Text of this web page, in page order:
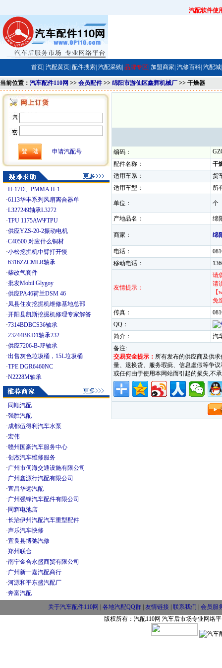
汽配软件使
首页| 汽配黄页| 配件搜索| 汽配采购| 品牌专区| 加盟商家| 汽修百科| 汽配城|
当前位置： 汽车配件110网 >> 会员配件 >> 绵阳市游仙区鑫辉机械厂 >> 干燥器
申请汽配号
·H-17D、PMMA H-1
·6113华丰系列风扇离合器单
·L327249轴承L3272
·TPU 1175AWΨTPU
·供应YZS-20-2振动电机
·C40500 对应什么铜材
·小松挖掘机中臂打开慢
·6316ZZCMLR轴承
·柴改气套件
·批发Mobil Glygoy
·供应PA46荷兰DSM 46
·凤县住友挖掘机维修基地总部
·开阳县凯斯挖掘机修理专家解答
·7314BDBCS36轴承
·23244BKD1轴承232
·供应7206-B-JP轴承
·出售灰色垃圾桶，15L垃圾桶
·TPE DGR6460NC
·N2228M轴承
· 同顺汽配
·强胜汽配
·成都伍得利汽车水泵
·宏伟
·赣州国豪汽车服务中心
·创杰汽车维修服务
·广州市伺海交通设施有限公司
·广州鑫源行汽配有限公司
·宜昌华远汽配
·广州强锋汽车配件有限公司
· 同辉电池店
·长治伊州汽配汽车重型配件
·声乐汽车快修
·宜良县博弛汽修
·郑州联合
·南宁金合永盛商贸有限公司
·广州新一嘉汽配商行
·河源和平东盛汽配厂
·奔富汽配
编码：
配件名称：
干
适用车系：
货
适用车型：
单位：
产地品名：
商家： 绵
电话：
移动电话：
友情提示：
请
请
免
传真：
QQ：
简介：
汽
备注:
交易安全提示： 所有发布的供应商及供
量、退换货、服务瑕疵、信息虚假等争
或任何由于使用本网站而引起的损失,
关于汽车配件110网 各地汽配QQ群 友情链接 联系我们
会员服
版权所有：汽配110网 汽车后市场专业网络